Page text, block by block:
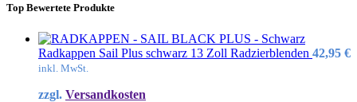
Top Bewertete Produkte
Radkappen Sail Plus schwarz 13 Zoll Radzierblenden 42,95 €
inkl. MwSt.
zzgl. Versandkosten